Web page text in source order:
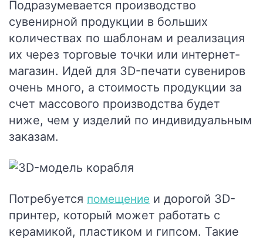
Подразумевается производство
сувенирной продукции в больших
количествах по шаблонам и реализация
их через торговые точки или интернет-
магазин. Идей для 3D-печати сувениров
очень много, а стоимость продукции за
счет массового производства будет
ниже, чем у изделий по индивидуальным
заказам.
Потребуется помещение и дорогой 3D-
принтер, который может работать с
керамикой, пластиком и гипсом. Такие